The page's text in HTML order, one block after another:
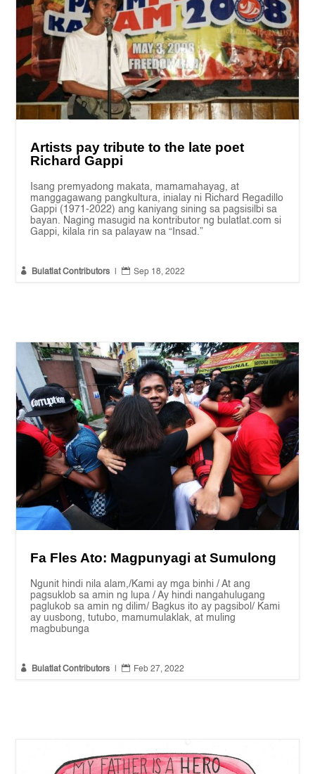
Artists pay tribute to the late poet
Richard Gappi
Isang premyadong makata, mamamahayag, at
manggagawang pangkultura, inialay ni Richard Regadillo
Gappi (1971-2022) ang kaniyang sining sa pagsisilbi sa
bayan. Naging masugid na kontributor ng bulatlat.com si
Gappi, kilala rin sa palayaw na “Insad.”
 Bulatlat Contributors  Sep 18, 2022
Fa Fles Ato: Magpunyagi at Sumulong
Ngunit hindi nila alam,/Kami ay mga binhi / At ang
pagsuklob sa amin ng lupa / Ay hindi nangahulugang
paglukob sa amin ng dilim/ Bagkus ito ay pagsibol/ Kami
ay uusbong, tutubo, mamumulaklak, at muling
magbubunga
 Bulatlat Contributors  Feb 27, 2022